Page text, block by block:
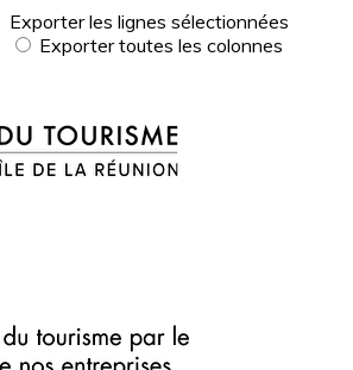
Exporter les lignes sélectionnées
Exporter toutes les colonnes
Menu
?>